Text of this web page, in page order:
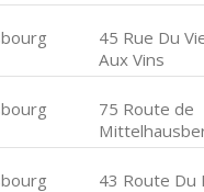
45 Rue Du
Aux Vins
75 Route de
43 Route Du